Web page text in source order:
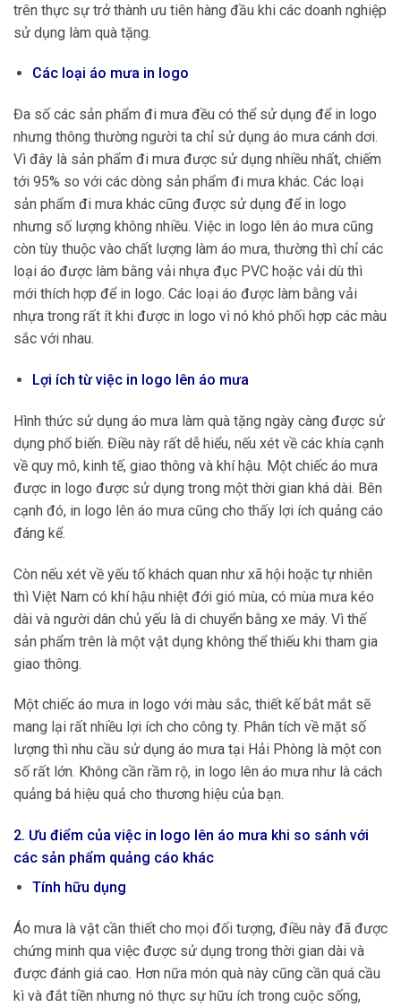
trên thực sự trở thành ưu tiên hàng đầu khi các doanh nghiệp
sử dụng làm quà tặng.
Các loại áo mưa in logo
Đa số các sản phẩm đi mưa đều có thể sử dụng để in logo
nhưng thông thường người ta chỉ sử dụng áo mưa cánh dơi.
Vì đây là sản phẩm đi mưa được sử dụng nhiều nhất, chiếm
tới 95% so với các dòng sản phẩm đi mưa khác. Các loại
sản phẩm đi mưa khác cũng được sử dụng để in logo
nhưng số lượng không nhiều. Việc in logo lên áo mưa cũng
còn tùy thuộc vào chất lượng làm áo mưa, thường thì chỉ các
loại áo được làm bằng vải nhựa đục PVC hoặc vải dù thì
mới thích hợp để in logo. Các loại áo được làm bằng vải
nhựa trong rất ít khi được in logo vì nó khó phối hợp các màu
sắc với nhau.
Lợi ích từ việc in logo lên áo mưa
Hình thức sử dụng áo mưa làm quà tặng ngày càng được sử
dụng phổ biến. Điều này rất dễ hiểu, nếu xét về các khía cạnh
về quy mô, kinh tế, giao thông và khí hậu. Một chiếc áo mưa
được in logo được sử dụng trong một thời gian khá dài. Bên
cạnh đó, in logo lên áo mưa cũng cho thấy lợi ích quảng cáo
đáng kể.
Còn nếu xét về yếu tố khách quan như xã hội hoặc tự nhiên
thì Việt Nam có khí hậu nhiệt đới gió mùa, có mùa mưa kéo
dài và người dân chủ yếu là di chuyển bằng xe máy. Vì thế
sản phẩm trên là một vật dụng không thể thiếu khi tham gia
giao thông.
Một chiếc áo mưa in logo với màu sắc, thiết kế bắt mắt sẽ
mang lại rất nhiều lợi ích cho công ty. Phân tích về mặt số
lượng thì nhu cầu sử dụng áo mưa tại Hải Phòng là một con
số rất lớn. Không cần rầm rộ, in logo lên áo mưa như là cách
quảng bá hiệu quả cho thương hiệu của bạn.
2. Ưu điểm của việc in logo lên áo mưa khi so sánh với
các sản phẩm quảng cáo khác
Tính hữu dụng
Áo mưa là vật cần thiết cho mọi đối tượng, điều này đã được
chứng minh qua việc được sử dụng trong thời gian dài và
được đánh giá cao. Hơn nữa món quà này cũng cần quá cầu
kì và đắt tiền nhưng nó thực sự hữu ích trong cuộc sống,